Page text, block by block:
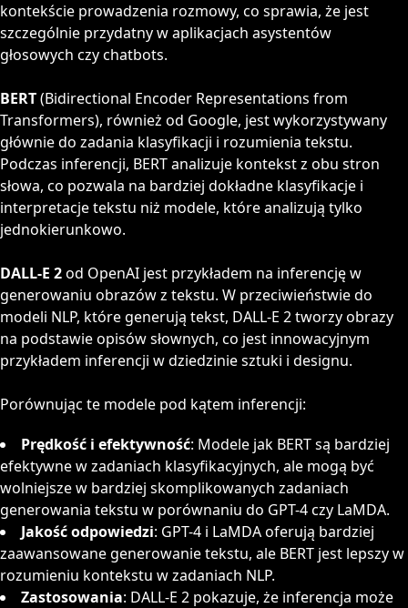
kontekście prowadzenia rozmowy, co sprawia, że jest
szczególnie przydatny w aplikacjach asystentów
głosowych czy chatbots.
BERT(Bidirectional Encoder Representations from
Transformers), również od Google, jest wykorzystywany
głównie do zadania klasyfikacji i rozumienia tekstu.
Podczas inferencji, BERT analizuje kontekst z obu stron
słowa, co pozwala na bardziej dokładne klasyfikacje i
interpretacje tekstu niż modele, które analizują tylko
jednokierunkowo.
DALL-E 2od OpenAI jest przykładem na inferencję w
generowaniu obrazów z tekstu. W przeciwieństwie do
modeli NLP, które generują tekst, DALL-E 2 tworzy obrazy
na podstawie opisów słownych, co jest innowacyjnym
przykładem inferencji w dziedzinie sztuki i designu.
Porównując te modele pod kątem inferencji:
Prędkość i efektywność: Modele jak BERT są bardziej
efektywne w zadaniach klasyfikacyjnych, ale mogą być
wolniejsze w bardziej skomplikowanych zadaniach
generowania tekstu w porównaniu do GPT-4 czy LaMDA.
Jakość odpowiedzi: GPT-4 i LaMDA oferują bardziej
zaawansowane generowanie tekstu, ale BERT jest lepszy w
rozumieniu kontekstu w zadaniach NLP.
Zastosowania: DALL-E 2 pokazuje, że inferencja może